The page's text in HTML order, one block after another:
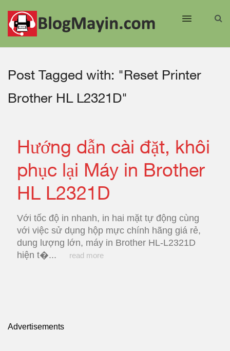
Post Tagged with: "Reset Printer
Brother HL L2321D"
Hướng dẫn cài đặt, khôi
phục lại Máy in Brother
HL L2321D
Với tốc độ in nhanh, in hai mặt tự động cùng
với việc sử dụng hộp mực chính hãng giá rẻ,
dung lượng lớn, máy in Brother HL-L2321D
hiện t�...
read more
Advertisements